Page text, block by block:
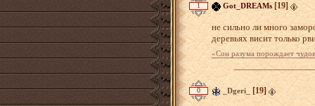
1 Got_DREAMs [19]
не сильно ли много
деревьях висит только
«Сон разума порождает
Загрузка...
0 _Dgeri_ [19]